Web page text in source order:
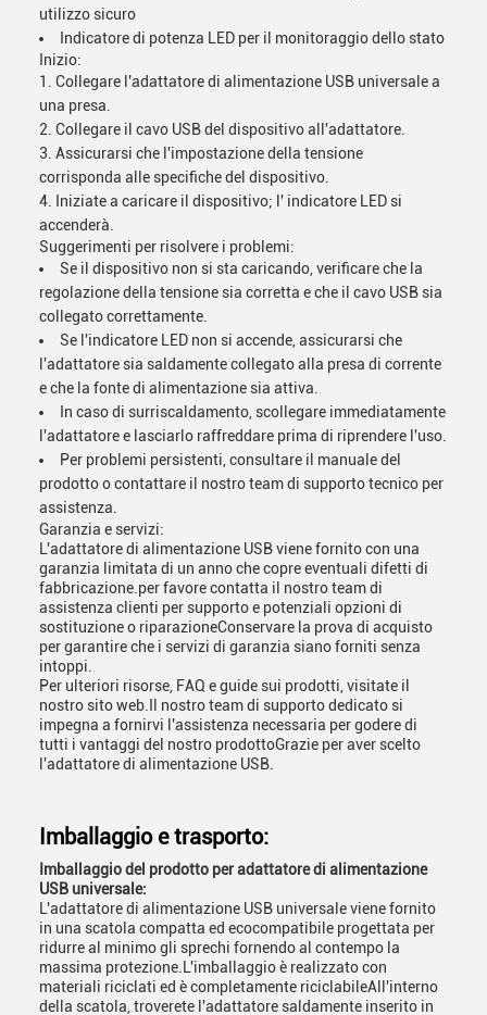
utilizzo sicuro
Indicatore di potenza LED per il monitoraggio dello stato
Inizio:
Collegare l'adattatore di alimentazione USB universale a
una presa.
Collegare il cavo USB del dispositivo all'adattatore.
Assicurarsi che l'impostazione della tensione
corrisponda alle specifiche del dispositivo.
Iniziate a caricare il dispositivo; l' indicatore LED si
accenderà.
Suggerimenti per risolvere i problemi:
Se il dispositivo non si sta caricando, verificare che la
regolazione della tensione sia corretta e che il cavo USB sia
collegato correttamente.
Se l'indicatore LED non si accende, assicurarsi che
l'adattatore sia saldamente collegato alla presa di corrente
e che la fonte di alimentazione sia attiva.
In caso di surriscaldamento, scollegare immediatamente
l'adattatore e lasciarlo raffreddare prima di riprendere l'uso.
Per problemi persistenti, consultare il manuale del
prodotto o contattare il nostro team di supporto tecnico per
assistenza.
Garanzia e servizi:
L'adattatore di alimentazione USB viene fornito con una
garanzia limitata di un anno che copre eventuali difetti di
fabbricazione.per favore contatta il nostro team di
assistenza clienti per supporto e potenziali opzioni di
sostituzione o riparazioneConservare la prova di acquisto
per garantire che i servizi di garanzia siano forniti senza
intoppi.
Per ulteriori risorse, FAQ e guide sui prodotti, visitate il
nostro sito web.Il nostro team di supporto dedicato si
impegna a fornirvi l'assistenza necessaria per godere di
tutti i vantaggi del nostro prodottoGrazie per aver scelto
l'adattatore di alimentazione USB.
Imballaggio e trasporto:
Imballaggio del prodotto per adattatore di alimentazione
USB universale:
L'adattatore di alimentazione USB universale viene fornito
in una scatola compatta ed ecocompatibile progettata per
ridurre al minimo gli sprechi fornendo al contempo la
massima protezione.L'imballaggio è realizzato con
materiali riciclati ed è completamente riciclabileAll'interno
della scatola, troverete l'adattatore saldamente inserito in